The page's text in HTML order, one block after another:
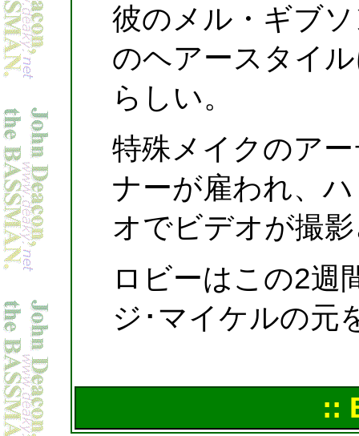
彼のメル・ギブ
のヘアースタイ
らしい。
特殊メイクのア
ナーが雇われ、
オでビデオが撮
ロビーはこの2週
ジ･マイケルの元
::